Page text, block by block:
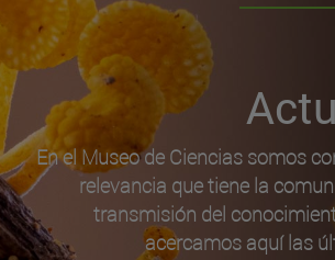
En el Museo de Ciencias somos
relevancia que tiene la
transmisión del
acercamos aquí las